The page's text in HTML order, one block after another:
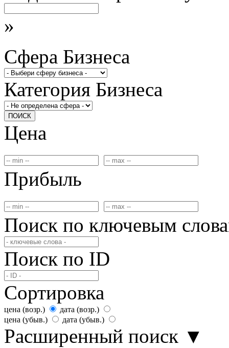
»
Сфера Бизнеса
Категория Бизнеса
ПОИСК
Цена
Прибыль
Поиск по ключевым
Поиск по ID
Сортировка
цена (возр.)
дата (возр.)
цена (убыв.)
дата (убыв.)
Расширенный поиск ▼